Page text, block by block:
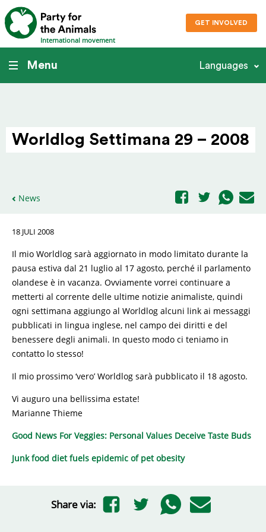
International movement
GET INVOLVED
Menu Languages
Worldlog Settimana 29 – 2008
News
18 JULI 2008
Il mio Worldlog sarà aggiornato in modo limitato durante la
pausa estiva dal 21 luglio al 17 agosto, perché il parlamento
olandese è in vacanza. Ovviamente vorrei continuare a
metterti al corrente delle ultime notizie animaliste, quindi
ogni settimana aggiungo al Worldlog alcuni link ai messaggi
pubblicati in lingua inglese, nel campo dei diritti e del
benessere degli animali. In questo modo ci teniamo in
contatto lo stesso!
Il mio prossimo ‘vero’ Worldlog sarà pubblicato il 18 agosto.
Vi auguro una bellissima estate!
Marianne Thieme
Good News For Veggies: Personal Values Deceive Taste Buds
Junk food diet fuels epidemic of pet obesity
Share via: